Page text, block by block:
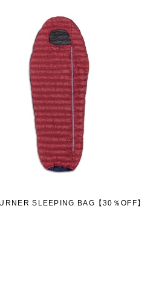
SLEEPING BAG【30％OFF】